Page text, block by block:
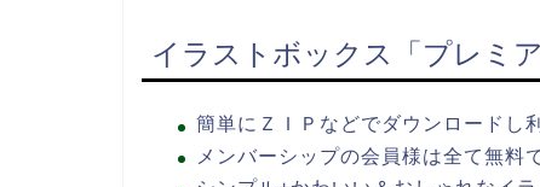
イラストボックス「プレミ
簡単にＺＩＰなどでダウンロードし
メンバーシップの会員様は全て無料